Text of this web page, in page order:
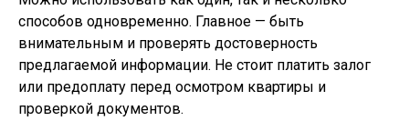
способов одновременно. Главное — быть
внимательным и проверять достоверность
предлагаемой информации. Не стоит платить залог
или предоплату перед осмотром квартиры и
проверкой документов.